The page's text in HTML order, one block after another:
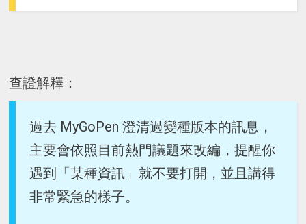
查證解釋：
過去 MyGoPen 澄清過變種版本的訊息，
主要會依照目前熱門議題來改編，提醒你
遇到「某種資訊」就不要打開，並且講得
非常緊急的樣子。